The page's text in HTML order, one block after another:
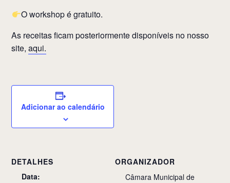
O workshop é gratuito.
As receitas ficam posteriormente disponíveis no nosso
site,aqui.
Adicionar ao calendário
DETALHES
Data:
ORGANIZADOR
Câmara Municipal de